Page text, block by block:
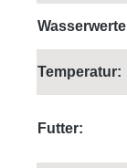
Temperatur:
Futter: